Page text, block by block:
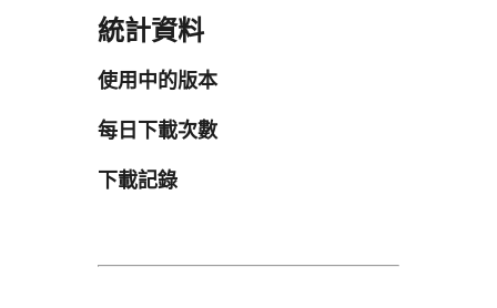
統計資料
使用中的版本
每日下載次數
下載記錄